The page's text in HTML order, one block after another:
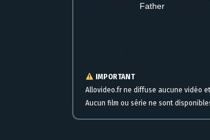
Father
IMPORTANT
Allovideo.fr ne diffuse aucune vidéo
Aucun film ou série ne sont